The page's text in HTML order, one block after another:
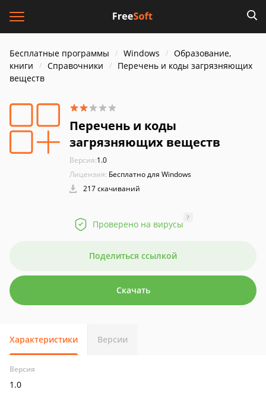
Бесплатные программы Windows
Образование,
книги
Справочники
Перечень и коды загрязняющих
веществ
Перечень и коды
загрязняющих веществ
Версия:1.0
Лицензия: Бесплатно для Windows
217 скачиваний
Проверено на вирусы
?
Поделиться ссылкой
Скачать
Характеристики Версии
Версия
1.0